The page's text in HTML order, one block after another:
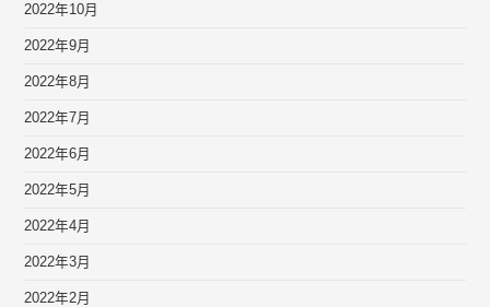
2022年10月
2022年9月
2022年8月
2022年7月
2022年6月
2022年5月
2022年4月
2022年3月
2022年2月